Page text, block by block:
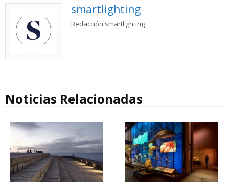
smartlighting
Redacción smartlighting
Noticias Relacionadas